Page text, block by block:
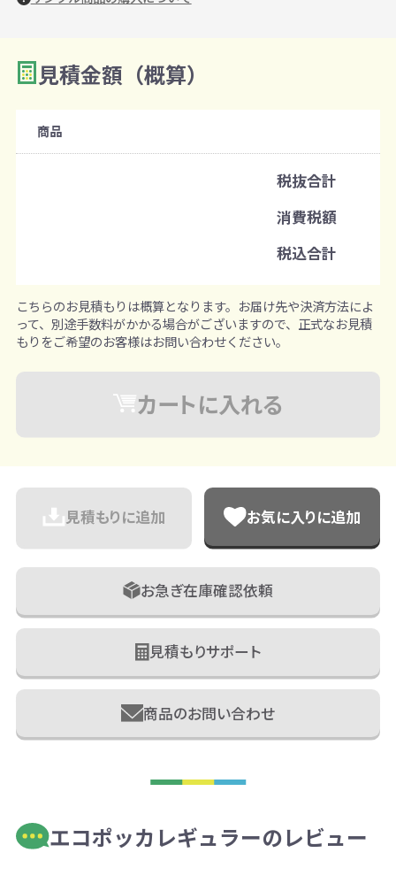
2 数量を入力
購入条件
見積金額（概算）
商品
税抜合計
消費税額
税込合計
こちらのお見積もりは概算となります。お届け先や決済方法によ
って、別途手数料がかかる場合がございますので、正式なお見積
もりをご希望のお客様はお問い合わせください。
カートに入れる
見積もりに追加 お気に入りに追加
お急ぎ在庫確認依頼
見積もりサポート
商品のお問い合わせ
エコポッカレギュラーのレビュー